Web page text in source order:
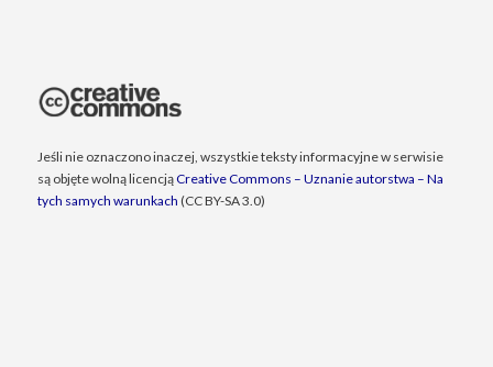
Jeśli nie oznaczono inaczej, wszystkie teksty informacyjne w serwisie
są objęte wolną licencjąCreative Commons – Uznanie autorstwa – Na
tych samych warunkach (CC BY-SA 3.0)